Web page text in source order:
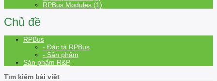
RPBus Modules (1)
Chủ đề
RPBus
- Đặc tả RPBus
- Sản phẩm
Sản phẩm R&P
Tìm kiếm bài viết